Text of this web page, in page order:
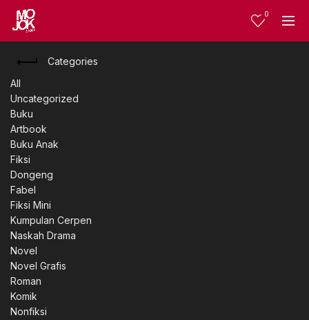
0
Categories
All
Uncategorized
Buku
Artbook
Buku Anak
Fiksi
Dongeng
Fabel
Fiksi Mini
Kumpulan Cerpen
Naskah Drama
Novel
Novel Grafis
Roman
Komik
Nonfiksi